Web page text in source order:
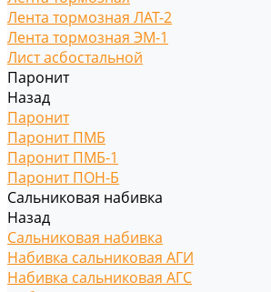
Лента тормозная ЛАТ-2
Лента тормозная ЭМ-1
Лист асбостальной
Паронит
Назад
Паронит
Паронит ПМБ
Паронит ПМБ-1
Паронит ПОН-Б
Сальниковая набивка
Назад
Сальниковая набивка
Набивка сальниковая АГИ
Набивка сальниковая АГС